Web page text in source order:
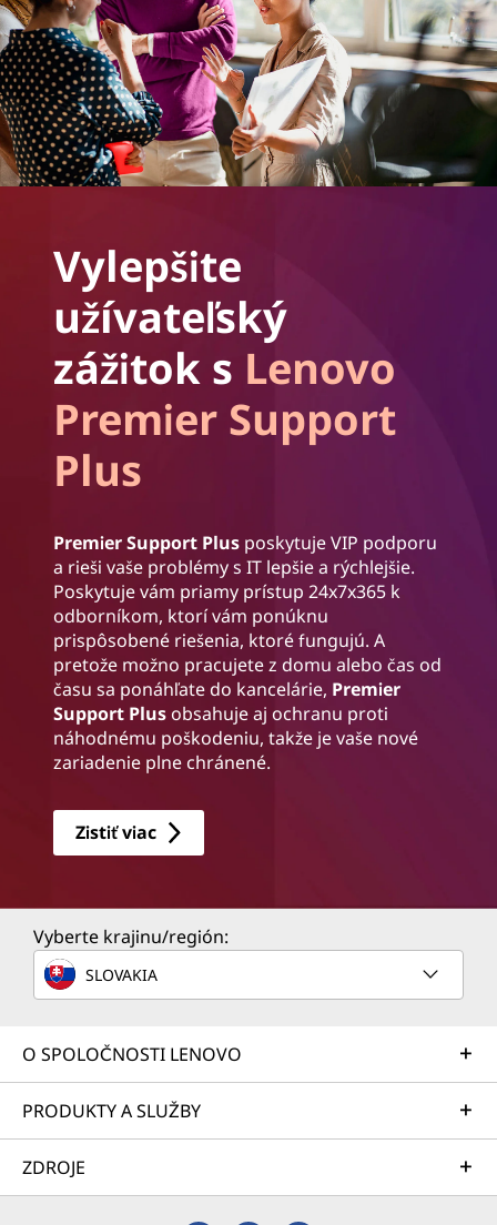
Vylepšite
užívateľský
zážitok s Lenovo
Premier Support
Plus
Premier Support Plus poskytuje VIP podporu
a rieši vaše problémy s IT lepšie a rýchlejšie.
Poskytuje vám priamy prístup 24x7x365 k
odborníkom, ktorí vám ponúknu
prispôsobené riešenia, ktoré fungujú. A
pretože možno pracujete z domu alebo čas od
času sa ponáhľate do kancelárie, Premier
Support Plus obsahuje aj ochranu proti
náhodnému poškodeniu, takže je vaše nové
zariadenie plne chránené.
Zistiť viac
Vyberte krajinu/región:
SLOVAKIA
O SPOLOČNOSTI LENOVO
PRODUKTY A SLUŽBY
ZDROJE